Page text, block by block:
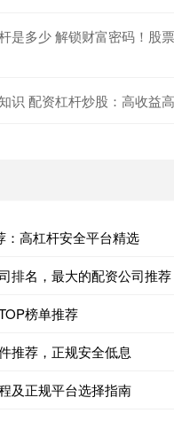
是多少 解锁财富密码！股
识 配资杠杆炒股：高收益
：高杠杆安全平台精选
排名，最大的配资公司推荐
榜单推荐
推荐，正规安全低息
及正规平台选择指南